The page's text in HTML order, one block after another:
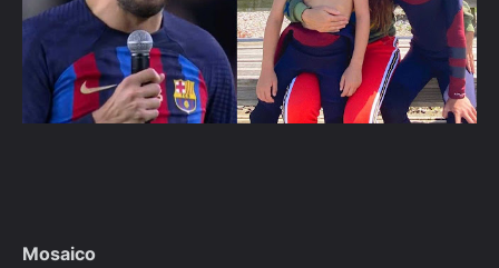
Mosaico